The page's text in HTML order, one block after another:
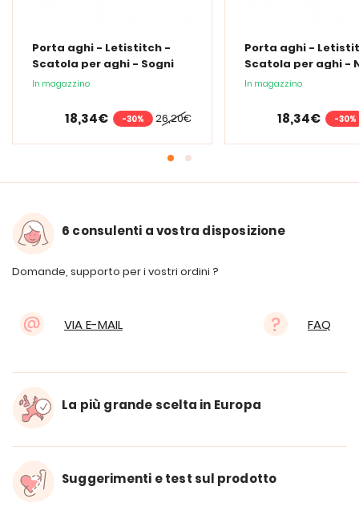
Porta aghi - Letistitch -
Scatola per aghi - Sogni
stellati
In magazzino
26,20€
18,34€ -30%
Porta aghi -
Scatola per aghi -
mezzanotte
In magazzino
18,34€ -30%
6 consulenti a vostra disposizione
Domande, supporto per i vostri ordini ?
VIA E-MAIL FAQ
La più grande scelta in Europa
Suggerimenti e test sul prodotto